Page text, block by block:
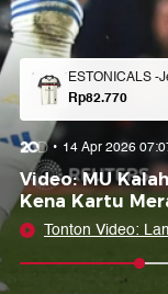
ESTONICALS -
Rp82.770
14 Apr 2026
Video: MU
Kena Kartu
Tonton Video:
Facebook